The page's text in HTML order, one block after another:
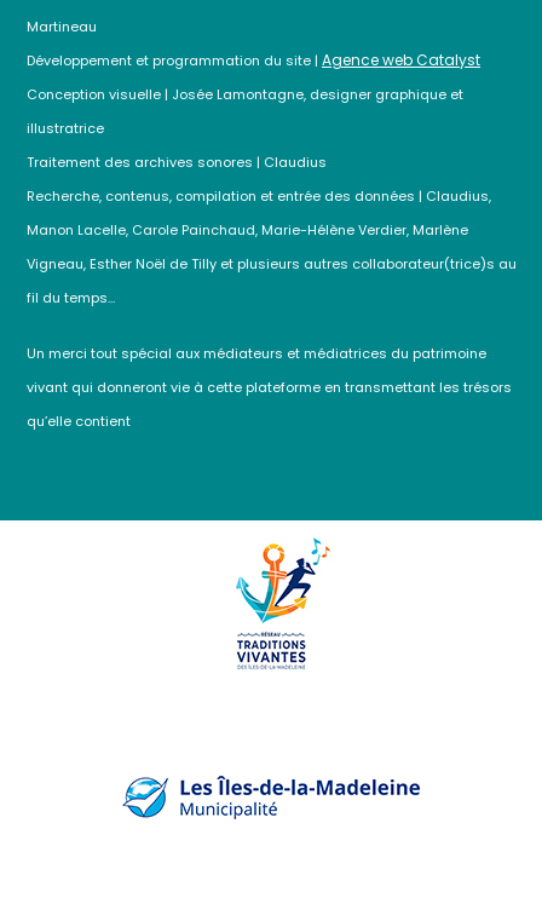
Martineau
Développement et programmation du site | Agence web Catalyst
Conception visuelle | Josée Lamontagne, designer graphique et
illustratrice
Traitement des archives sonores | Claudius
Recherche, contenus, compilation et entrée des données | Claudius,
Manon Lacelle, Carole Painchaud, Marie-Hélène Verdier, Marlène
Vigneau, Esther Noël de Tilly et plusieurs autres collaborateur(trice)s au
fil du temps…
Un merci tout spécial aux médiateurs et médiatrices du patrimoine
vivant qui donneront vie à cette plateforme en transmettant les trésors
qu’elle contient